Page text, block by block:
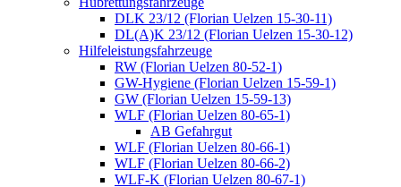
DLK 23/12 (Florian Uelzen 15-30-11)
DL(A)K 23/12 (Florian Uelzen 15-30-12)
Hilfeleistungsfahrzeuge
RW (Florian Uelzen 80-52-1)
GW-Hygiene (Florian Uelzen 15-59-1)
GW (Florian Uelzen 15-59-13)
WLF (Florian Uelzen 80-65-1)
AB Gefahrgut
WLF (Florian Uelzen 80-66-1)
WLF (Florian Uelzen 80-66-2)
WLF-K (Florian Uelzen 80-67-1)